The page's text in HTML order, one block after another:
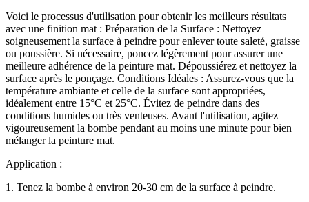
Voici le processus d'utilisation pour obtenir les meilleurs résultats
avec une finition mat : Préparation de la Surface : Nettoyez
soigneusement la surface à peindre pour enlever toute saleté, graisse
ou poussière. Si nécessaire, poncez légèrement pour assurer une
meilleure adhérence de la peinture mat. Dépoussiérez et nettoyez la
surface après le ponçage. Conditions Idéales : Assurez-vous que la
température ambiante et celle de la surface sont appropriées,
idéalement entre 15°C et 25°C. Évitez de peindre dans des
conditions humides ou très venteuses. Avant l'utilisation, agitez
vigoureusement la bombe pendant au moins une minute pour bien
mélanger la peinture mat.
Application :
1. Tenez la bombe à environ 20-30 cm de la surface à peindre.